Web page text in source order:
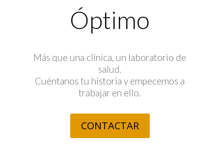
Óptimo
Más que una clínica, un laboratorio de
salud.
Cuéntanos tu historia y empecemos a
trabajar en ello.
CONTACTAR